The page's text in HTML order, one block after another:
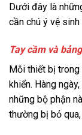
Dưới đây là
cần chú ý vệ
Tay cầm và
Mỗi thiết bị trong
khiển. Hàng
những bộ phận
thường bị bỏ